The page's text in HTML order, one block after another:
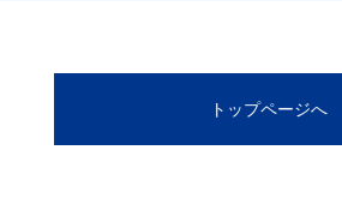
トップページへ